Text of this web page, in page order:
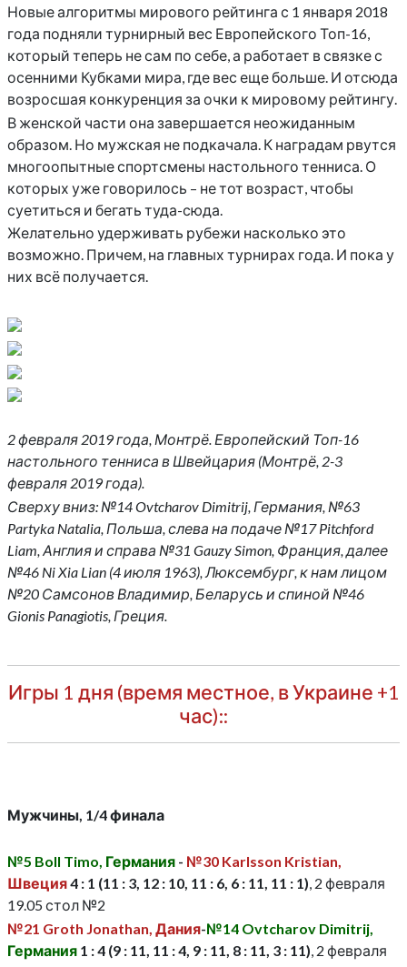
Новые алгоритмы мирового рейтинга с 1 января 2018
года подняли турнирный вес Европейского Топ-16,
который теперь не сам по себе, а работает в связке с
осенними Кубками мира, где вес еще больше. И отсюда
возросшая конкуренция за очки к мировому рейтингу.
В женской части она завершается неожиданным
образом. Но мужская не подкачала. К наградам рвутся
многоопытные спортсмены настольного тенниса. О
которых уже говорилось – не тот возраст, чтобы
суетиться и бегать туда-сюда.
Желательно удерживать рубежи насколько это
возможно. Причем, на главных турнирах года. И пока у
них всё получается.
2 февраля 2019 года, Монтрё. Европейский Топ-16
настольного тенниса в Швейцария (Монтрё, 2-3
февраля 2019 года).
Сверху вниз: №14 Ovtcharov Dimitrij, Германия, №63
Partyka Natalia, Польша, слева на подаче №17 Pitchford
Liam, Англия и справа №31 Gauzy Simon, Франция, далее
№46 Ni Xia Lian (4 июля 1963), Люксембург, к нам лицом
№20 Самсонов Владимир, Беларусь и спиной №46
Gionis Panagiotis, Греция.
Игры 1 дня (время местное, в Украине +1
час)::
Мужчины, 1/4 финала
№5 Boll Timo, Германия - №30 Karlsson Kristian,
Швеция4 : 1 (11 : 3, 12 : 10, 11 : 6, 6 : 11, 11 : 1), 2 февраля
19.05 стол №2
№21 Groth Jonathan, Дания-№14 Ovtcharov Dimitrij,
Германия 1 : 4 (9 : 11, 11 : 4, 9 : 11, 8 : 11, 3 : 11) , 2 февраля